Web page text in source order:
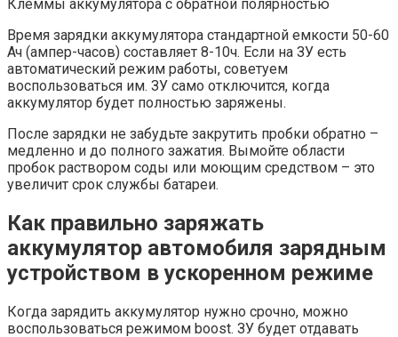
Клеммы аккумулятора с обратной полярностью
Время зарядки аккумулятора стандартной емкости 50-60
Ач (ампер-часов) составляет 8-10ч. Если на ЗУ есть
автоматический режим работы, советуем
воспользоваться им. ЗУ само отключится, когда
аккумулятор будет полностью заряжены.
После зарядки не забудьте закрутить пробки обратно –
медленно и до полного зажатия. Вымойте области
пробок раствором соды или моющим средством – это
увеличит срок службы батареи.
Как правильно заряжать
аккумулятор автомобиля зарядным
устройством в ускоренном режиме
Когда зарядить аккумулятор нужно срочно, можно
воспользоваться режимом boost. ЗУ будет отдавать